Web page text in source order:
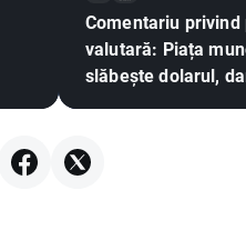
Comentariu privind
valutară: Piața
slăbește dolarul,